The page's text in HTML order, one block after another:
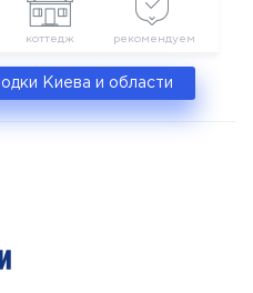
коттедж рекомендуем
Киева и области